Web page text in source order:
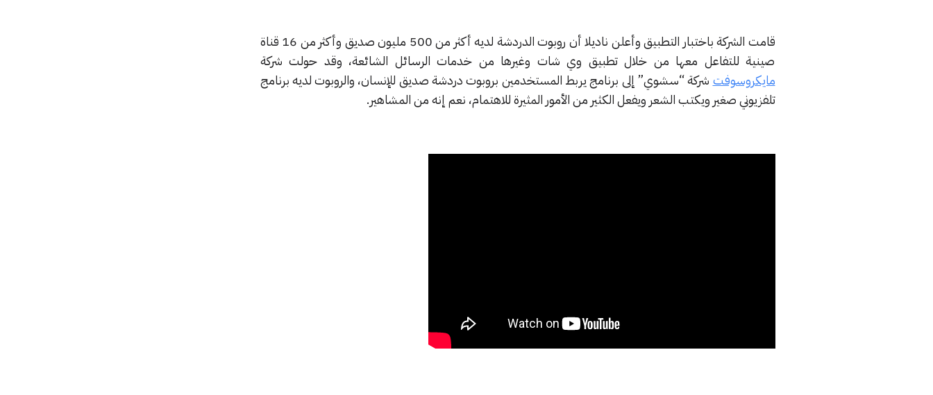
قامت الشركة باختبار التطبيق وأعلن ناديلا أن روبوت الدردشة لديه أكثر من 500 مليون صديق وأكثر من 16 قناة
صينية للتفاعل معها من خلال تطبيق وي شات وغيرها من خدمات الرسائل الشائعة، وقد حولت شركة
مايكروسوفت شركة “سشوي” إلى برنامج يربط المستخدمين بروبوت دردشة صديق للإنسان، والروبوت لديه برنامج
تلفزيوني صغير ويكتب الشعر ويفعل الكثير من الأمور المثيرة للاهتمام، نعم إنه من المشاهير.